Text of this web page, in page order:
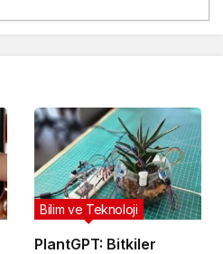
PlantGPT: Bitkiler
Bilim ve Teknoloji